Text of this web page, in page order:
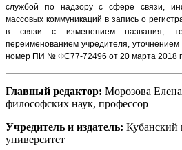
службой по надзору с сфере связи,
массовых коммуникаций в запись о
в связи с изменением названия,
переименованием учредителя,
номер ПИ № ФС77-72496 от 20 марта 2018 г.
Главный редактор: Морозова
философских наук, профессор
Учредитель и издатель: Кубанский
университет